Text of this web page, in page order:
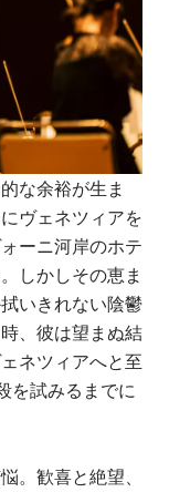
な余裕が生ま
ヴェネツィアを
ーニ河岸のホテ
しかしその恵ま
いきれない陰鬱
、彼は望まぬ結
ネツィアへと至
を試みるまでに
。歓喜と絶望、